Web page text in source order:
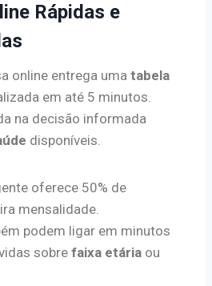
Rápidas e
online entrega umatabela
em até 5 minutos.
na decisão informada
disponíveis.
oferece 50% de
mensalidade.
podem ligar em minutos
sobre faixa etária ou